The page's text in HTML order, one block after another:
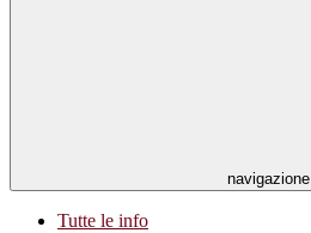
navigazione
Tutte le info